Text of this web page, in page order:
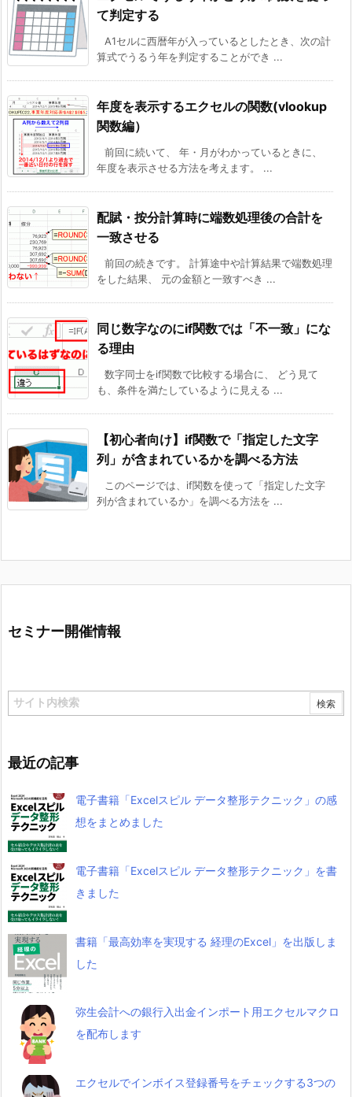
て判定する
A1セルに西暦年が入っているとしたとき、次の計
算式でうるう年を判定することができ ...
年度を表示するエクセルの関数(vlookup
関数編）
前回に続いて、 年・月がわかっているときに、
年度を表示させる方法を考えます。 ...
配賦・按分計算時に端数処理後の合計を
一致させる
前回の続きです。 計算途中や計算結果で端数処理
をした結果、 元の金額と一致すべき ...
同じ数字なのにif関数では「不一致」にな
る理由
数字同士をif関数で比較する場合に、 どう見て
も、条件を満たしているように見える ...
【初心者向け】if関数で「指定した文字
列」が含まれているかを調べる方法
このページでは、if関数を使って「指定した文字
列が含まれているか」を調べる方法を ...
セミナー開催情報
最近の記事
電子書籍「Excelスピル データ整形テクニック」の感
想をまとめました
電子書籍「Excelスピル データ整形テクニック」を書
きました
書籍「最高効率を実現する 経理のExcel」を出版しま
した
弥生会計への銀行入出金インポート用エクセルマクロ
を配布します
エクセルでインボイス登録番号をチェックする3つの